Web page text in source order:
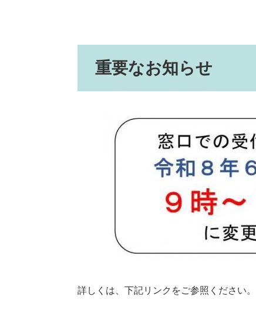
重要なお知らせ
詳しくは、下記リンクをご参照ください。